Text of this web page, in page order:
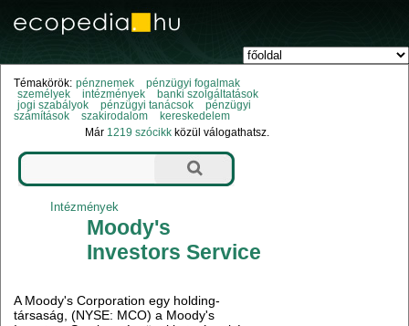
Témakörök: pénznemek
pénzügyi fogalmak
személyek
intézmények
banki szolgáltatások
jogi szabályok
pénzügyi tanácsok
pénzügyi
számítások
szakirodalom
kereskedelem
Már 1219 szócikk közül válogathatsz.
Intézmények
Moody's
Investors Service
A Moody's Corporation egy holding-
társaság, (NYSE: MCO) a Moody's